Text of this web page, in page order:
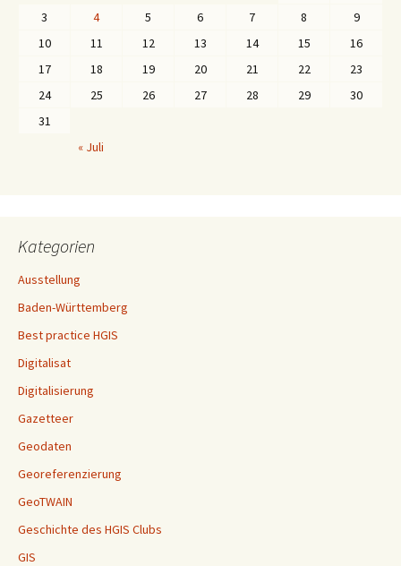
3
4 5 6 7 8
9
10
11 12 13 14 15
16
17
18 19 20 21 22
23
24
25 26 27 28 29
30
31
« Juli
Kategorien
Ausstellung
Baden-Württemberg
Best practice HGIS
Digitalisat
Digitalisierung
Gazetteer
Geodaten
Georeferenzierung
GeoTWAIN
Geschichte des HGIS Clubs
GIS